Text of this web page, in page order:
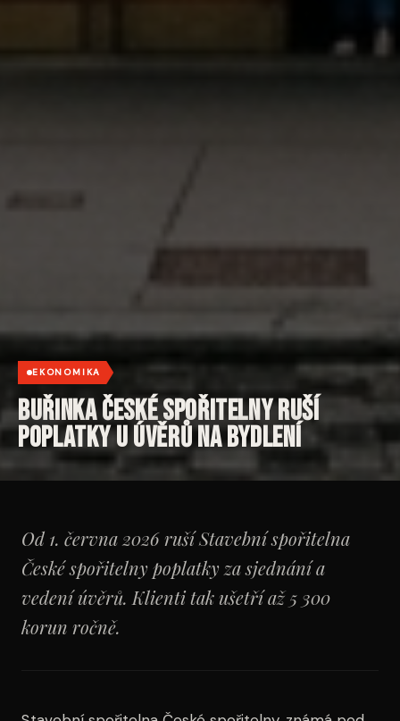
EKONOMIKA
Buřinka České spořitelny ruší
poplatky u úvěrů na bydlení
Od 1. června 2026 ruší Stavební spořitelna
České spořitelny poplatky za sjednání a
vedení úvěrů. Klienti tak ušetří až 5 300
korun ročně.